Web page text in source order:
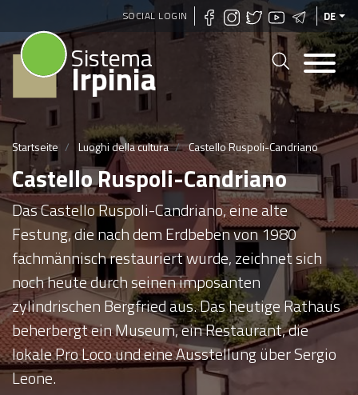
Direkt
zum
Inhalt
SOCIAL LOGIN DE
Sistema
Irpinia
Startseite Luoghi della cultura Castello Ruspoli-Candriano
Castello Ruspoli-Candriano
Das Castello Ruspoli-Candriano, eine alte
Festung, die nach dem Erdbeben von 1980
fachmännisch restauriert wurde, zeichnet sich
noch heute durch seinen imposanten
zylindrischen Bergfried aus. Das heutige Rathaus
beherbergt ein Museum, ein Restaurant, die
lokale Pro Loco und eine Ausstellung über Sergio
Leone.